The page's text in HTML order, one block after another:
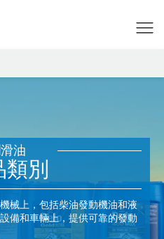
油
類別
械上，包括柴油發動機油和液
備和車輛上，提供可靠的發動